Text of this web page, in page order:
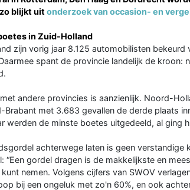
blijkt uit onderzoek van occasion- en
in Zuid-Holland
zijn vorig jaar 8.125 automobilisten
spant de provincie landelijk de kroon:
andere provincies is aanzienlijk. Noord-
Brabant met 3.683 gevallen de derde plaats
werden de minste boetes uitgedeeld, al ging
achterwege laten is geen verstandige
“Een gordel dragen is de makkelijkste en
nemen. Volgens cijfers van SWOV
bij een ongeluk met zo'n 60%, en ook